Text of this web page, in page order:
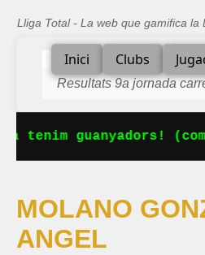
Lliga Total - La web que gamifica la
Inici Clubs
Resultats 9a jornada
tenim guanyadors!
MOLANO
ANGEL